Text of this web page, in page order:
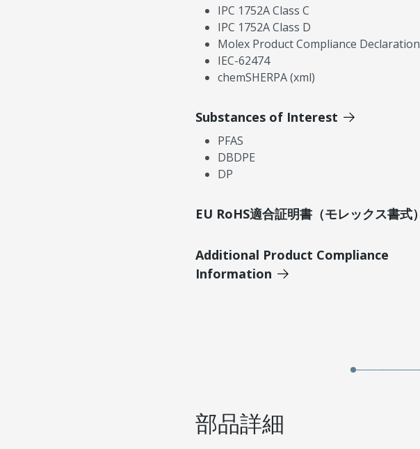
IPC 1752A Class C
IPC 1752A Class D
Molex Product Compliance Declaration
IEC-62474
chemSHERPA (xml)
Substances of Interest
PFAS
DBDPE
DP
EU RoHS適合証明書（モレックス書式）
Additional Product Compliance
Information
部品詳細